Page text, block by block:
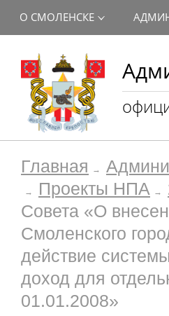
О СМОЛЕНСКЕ
Главная
Проекты НПА
Совета «О
Смоленского
действие
доход для
01.01.2008»